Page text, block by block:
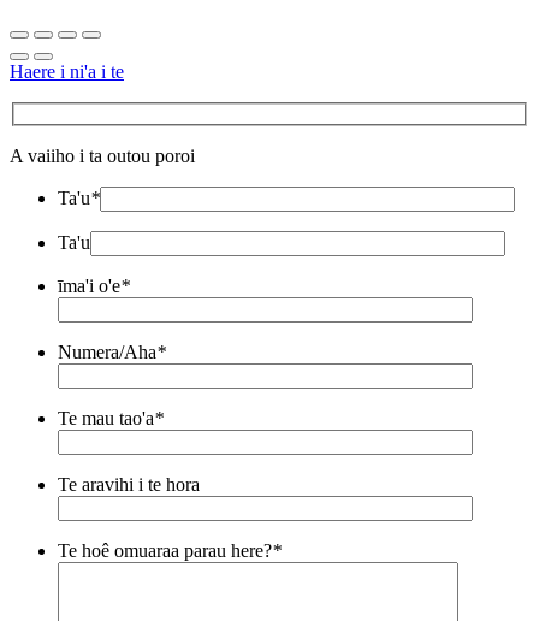
Haere i ni'a i te
A vaiiho i ta outou poroi
Ta'u*
Ta'u
īma'i o'e*
Numera/Aha*
Te mau tao'a*
Te aravihi i te hora
Te hoê omuaraa parau here?*